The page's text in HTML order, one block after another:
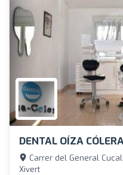
DENTAL OÍZA
Carrer del General
Xivert